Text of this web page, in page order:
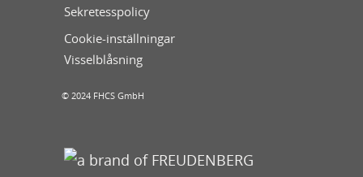
Sekretesspolicy
Cookie-inställningar
Visselblåsning
© 2024 FHCS GmbH